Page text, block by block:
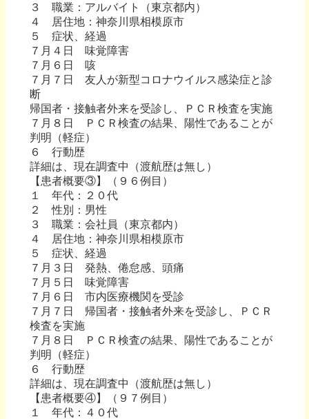
３ 職業：アルバイト（東京都内）
４ 居住地：神奈川県相模原市
５ 症状、経過
７月４日 味覚障害
７月６日 咳
７月７日 友人が新型コロナウイルス感染症と診
断
帰国者・接触者外来を受診し、ＰＣＲ検査を実施
７月８日 ＰＣＲ検査の結果、陽性であることが
判明（軽症）
６ 行動歴
詳細は、現在調査中（渡航歴は無し）
【患者概要③】（９６例目）
１ 年代：２０代
２ 性別：男性
３ 職業：会社員（東京都内）
４ 居住地：神奈川県相模原市
５ 症状、経過
７月３日 発熱、倦怠感、頭痛
７月５日 味覚障害
７月６日 市内医療機関を受診
７月７日 帰国者・接触者外来を受診し、ＰＣＲ
検査を実施
７月８日 ＰＣＲ検査の結果、陽性であることが
判明（軽症）
６ 行動歴
詳細は、現在調査中（渡航歴は無し）
【患者概要④】（９７例目）
１ 年代：４０代